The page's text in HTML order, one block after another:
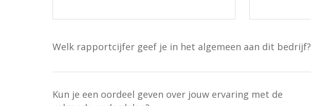
Welk rapportcijfer geef je in het algemeen aan dit bedrijf?
Kun je een oordeel geven over jouw ervaring met de